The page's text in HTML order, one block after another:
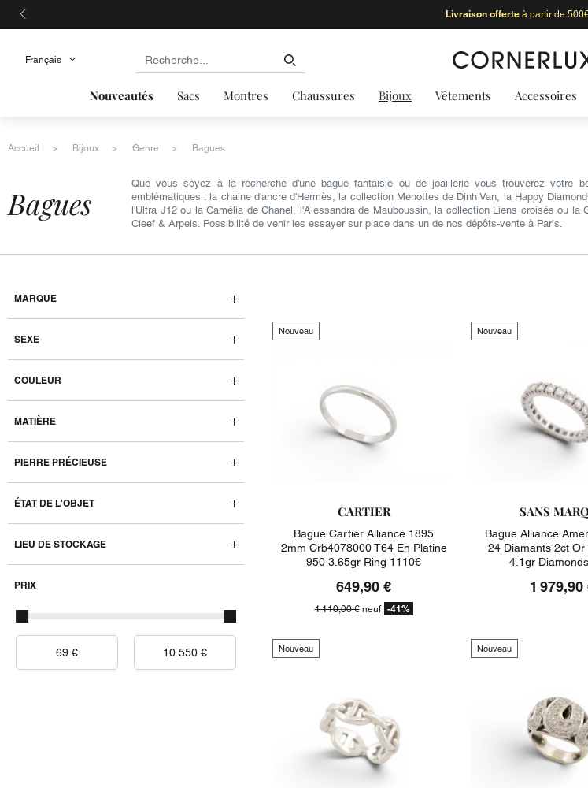
Livraison offerteà partir de
Nouveautés Sacs Montres Chaussures Bijoux Vêtements Accessoires
Accueil Bijoux Genre Bagues
bagues
Que vous soyez à la recherche d'une bague fantaisie ou de joaillerie vous trouverez votre
emblématiques : la chaine d'ancre d'Hermès, la collection Menottes de Dinh Van, la Happy
l'Ultra J12 ou la Camélia de Chanel, l'Alessandra de Mauboussin, la collection Liens croisés ou
Cleef & Arpels. Possibilité de venir les essayer sur place dans un de nos dépôts-vente à Paris.
MARQUE
SEXE
COULEUR
MATIÈRE
PIERRE PRÉCIEUSE
ÉTAT DE L'OBJET
LIEU DE STOCKAGE
PRIX
Nouveau
CARTIER
Bague Cartier Alliance 1895
2mm Crb4078000 T64 En Platine
950 3.65gr Ring 1110€
649,90 €
1 110,00 €neuf -41%
Nouveau
SANS
Bague Alliance
24 Diamants 2ct Or
4.1gr
1 979,90
Nouveau Nouveau